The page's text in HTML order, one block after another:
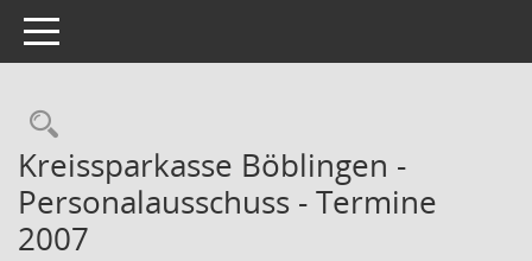
Toggle navigation
Rechercheauswahl
Kreissparkasse Böblingen -
Personalausschuss - Termine
2007